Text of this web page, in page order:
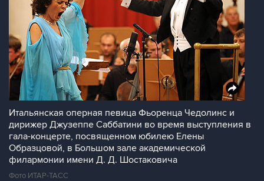
Итальянская оперная певица Фьоренца Чедолинс и
дирижер Джузеппе Саббатини во время выступления в
гала-концерте, посвященном юбилею Елены
Образцовой, в Большом зале академической
филармонии имени Д. Д. Шостаковича
Фото ИТАР-ТАСС